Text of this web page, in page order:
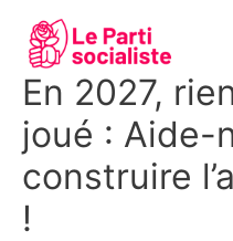
contenu
En 2027,
joué : Aide-
construire
!